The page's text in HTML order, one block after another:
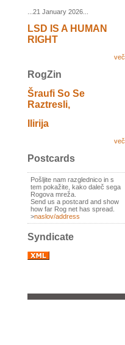
...21 January 2026...
LSD IS A HUMAN
RIGHT
več
RogZin
Šraufi So Se
Raztresli,
Ilirija
več
Postcards
Pošljite nam razglednico in s
tem pokažite, kako daleč sega
Rogova mreža.
Send us a postcard and show
how far Rog net has spread.
>naslov/address
Syndicate